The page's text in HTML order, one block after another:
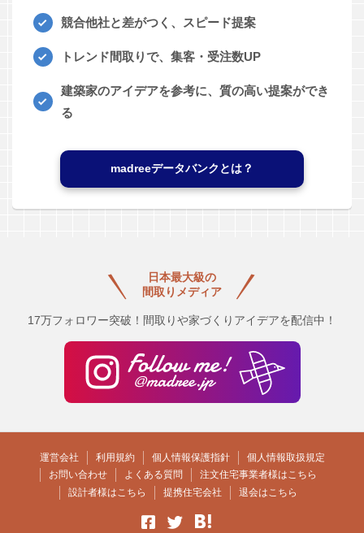
競合他社と差がつく、スピード提案
トレンド間取りで、集客・受注数UP
建築家のアイデアを参考に、質の高い提案ができ
る
madreeデータバンクとは？
日本最大級の
間取りメディア
17万フォロワー突破！間取りや家づくりアイデアを配信中！
運営会社 利用規約 個人情報保護指針
個人情報取扱規定
お問い合わせ
よくある質問
注文住宅事業者様はこちら
設計者様はこちら
提携住宅会社 退会はこちら